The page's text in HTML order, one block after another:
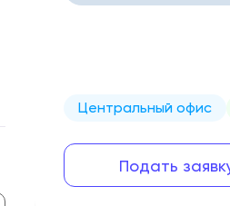
Центральный офис
Подать